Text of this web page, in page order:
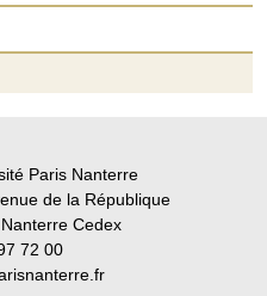
Paris Nanterre
de la République
Cedex
72 00